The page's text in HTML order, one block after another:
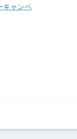
キャンペ